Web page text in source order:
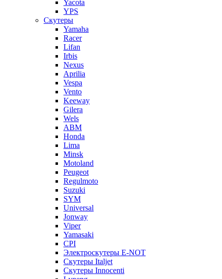
Yacota
YPS
Скутеры
Yamaha
Racer
Lifan
Irbis
Nexus
Aprilia
Vespa
Vento
Keeway
Gilera
Wels
ABM
Honda
Lima
Minsk
Motoland
Peugeot
Regulmoto
Suzuki
SYM
Universal
Jonway
Viper
Yamasaki
CPI
Электроскутеры E-NOT
Скутеры Italjet
Скутеры Innocenti